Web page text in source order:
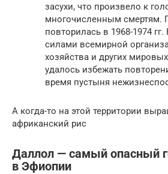
засухи, что произвело к
многочисленным смертям.
повторилась в 1968-1974
силами всемирной
хозяйства и других
удалось избежать
время пустыня
А когда-то на этой территории
африканский рис
Даллол — самый опасный
в Эфиопии